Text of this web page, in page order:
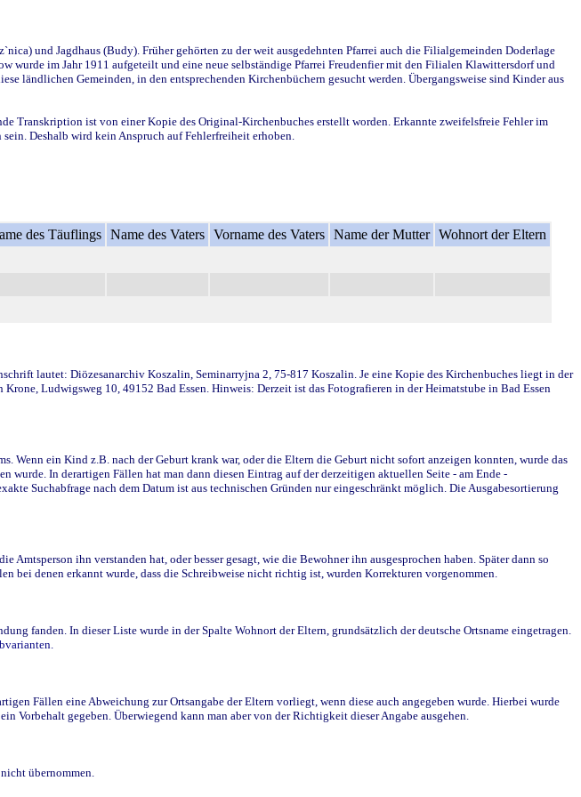
und Jagdhaus (Budy). Früher gehörten zu der weit ausgedehnten Pfarrei auch die Filialgemeinden Doderlage
wurde im Jahr 1911 aufgeteilt und eine neue selbständige Pfarrei Freudenfier mit den Filialen Klawittersdorf und
ländlichen Gemeinden, in den entsprechenden Kirchenbüchern gesucht werden. Übergangsweise sind Kinder aus
Transkription ist von einer Kopie des Original-Kirchenbuches erstellt worden. Erkannte zweifelsfreie Fehler im
Deshalb wird kein Anspruch auf Fehlerfreiheit erhoben.
des Täuflings Name des Vaters Vorname des Vaters Name der Mutter Wohnort der Eltern
lautet: Diözesanarchiv Koszalin, Seminarryjna 2, 75-817 Koszalin. Je eine Kopie des Kirchenbuches liegt in der
Ludwigsweg 10, 49152 Bad Essen. Hinweis: Derzeit ist das Fotografieren in der Heimatstube in Bad Essen
Wenn ein Kind z.B. nach der Geburt krank war, oder die Eltern die Geburt nicht sofort anzeigen konnten, wurde das
In derartigen Fällen hat man dann diesen Eintrag auf der derzeitigen aktuellen Seite - am Ende -
Suchabfrage nach dem Datum ist aus technischen Gründen nur eingeschränkt möglich. Die Ausgabesortierung
ihn verstanden hat, oder besser gesagt, wie die Bewohner ihn ausgesprochen haben. Später dann so
bei denen erkannt wurde, dass die Schreibweise nicht richtig ist, wurden Korrekturen vorgenommen.
fanden. In dieser Liste wurde in der Spalte Wohnort der Eltern, grundsätzlich der deutsche Ortsname eingetragen.
Fällen eine Abweichung zur Ortsangabe der Eltern vorliegt, wenn diese auch angegeben wurde. Hierbei wurde
Vorbehalt gegeben. Überwiegend kann man aber von der Richtigkeit dieser Angabe ausgehen.
übernommen.